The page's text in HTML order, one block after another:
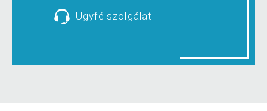
Ügyfélszolgálat